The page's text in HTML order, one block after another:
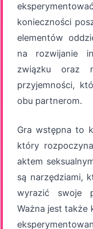
konieczności
elementów
na rozwijanie
związku oraz
przyjemności,
obu partnerom.
Gra wstępna to
który
aktem
są narzędziami,
wyrazić swoje
Ważna jest także